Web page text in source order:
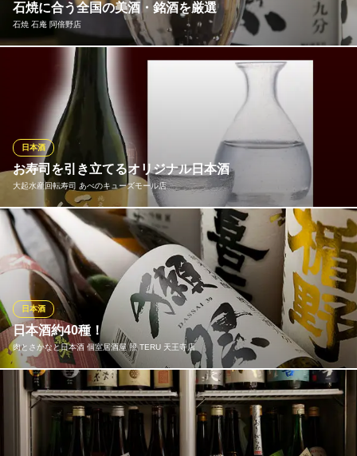
お肉とお魚食堂 かど家 天王寺店
海鮮系が豊富な居酒屋
大阪メトロ谷町線天王寺駅 徒歩2分
大阪府大阪市天王寺区茶臼山町2-2 パラード天王寺1F
石焼に合う全国の美酒・銘酒を厳選
石焼 石庵 阿倍野店
種類豊富なお酒も当店の自慢のひとつ。石焼に良く合う冷酒は全
国から厳選した銘柄をご用意しています。『獺祭』や『黒龍』な
どのほか、季節に応じたものもご提供いたします。なかなかお目
にかかれないレアな銘柄が入ることもあり、お酒好きの方がドリ
ンクを目的にお越しくださることも。お好みの一杯をお楽しみく
ださい。
石焼 石庵 阿倍野店
厳選鶏の石焼と銀シャリ
ＪＲ線天王寺駅 徒歩5分
大阪府大阪市阿倍野区阿倍野筋2-4-45
お寿司を引き立てるオリジナル日本酒
大起水産回転寿司 あべのキューズモール店
日本酒
美味しいお寿司には極上のお酒が欠かせません。当店では、お寿
司やお造りの味わいを最大限に引き立てるために造られた大起水
産オリジナルの美酒「天下の台所」をご用意しております。純米
吟醸、特別純米酒、特別本醸造と、お好みに合わせて選べるこだ
わりの一杯が、上質なお食事の時間をさらに華やかに彩ります。
大起水産回転寿司 あべのキューズモール店
回転寿司
大阪メトロ谷町線阿倍野駅 徒歩2分
大阪府大阪市阿倍野区阿倍野筋1-6-1 あべのキューズモール4F
日本酒約40種！
肉とさかなと日本酒 個室居酒屋 照 TERU 天王寺店
日本酒
八海山、春鹿といった定番の他、日本酒ブームを牽引する獺祭や
奈良の銘酒・風の森。ラベルが印象深い新政 NO6 S-Type…など
日本酒好きのお客様も納得のラインナップ。気鋭の酒蔵が手がけ
る注目の5銘柄“NEXT FIVE”も入荷しています。また、日本酒全品